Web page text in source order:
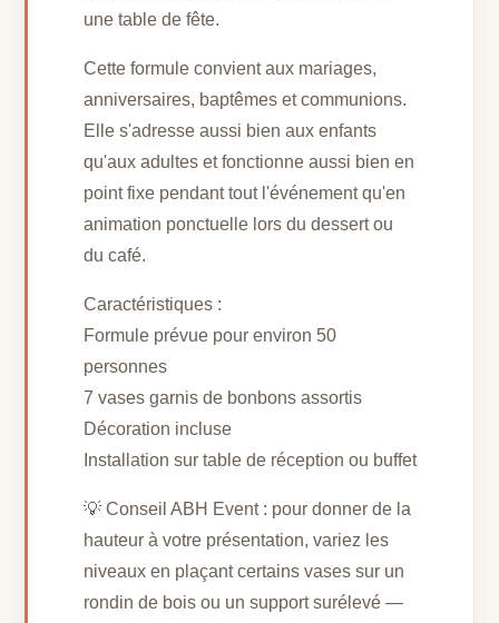
une table de fête.
Cette formule convient aux mariages,
anniversaires, baptêmes et communions.
Elle s'adresse aussi bien aux enfants
qu'aux adultes et fonctionne aussi bien en
point fixe pendant tout l'événement qu'en
animation ponctuelle lors du dessert ou
du café.
Caractéristiques :
Formule prévue pour environ 50
personnes
7 vases garnis de bonbons assortis
Décoration incluse
Installation sur table de réception ou buffet
💡 Conseil ABH Event : pour donner de la
hauteur à votre présentation, variez les
niveaux en plaçant certains vases sur un
rondin de bois ou un support surélevé —